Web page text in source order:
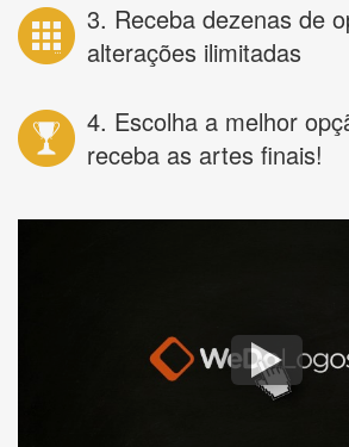
3. Receba dezenas de
alterações ilimitadas
4. Escolha a melhor
receba as artes finais!